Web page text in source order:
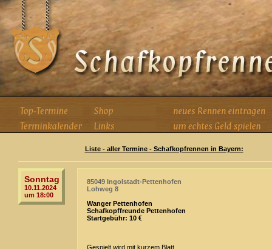
Liste - aller Termine - Schafkopfrennen in Bayern:
Sonntag
10.11.2024
um 18:00
85049 Ingolstadt-Pettenhofen
Lohweg 8
Wanger Pettenhofen
Schafkopffreunde Pettenhofen
Startgebühr: 10 €
Gespielt wird mit kurzem Blatt.